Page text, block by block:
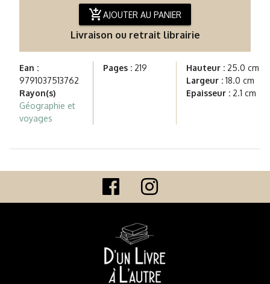
add_shopping_cartAJOUTER AU PANIER
Livraison ou retrait librairie
Ean :
9791037513762
Rayon(s)
Géographie et
voyages
Pages :219 Hauteur : 25.0 cm
Largeur : 18.0 cm
Epaisseur : 2.1 cm